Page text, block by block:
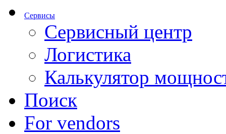
Сервисы
Сервисный центр
Логистика
Калькулятор
Поиск
For vendors